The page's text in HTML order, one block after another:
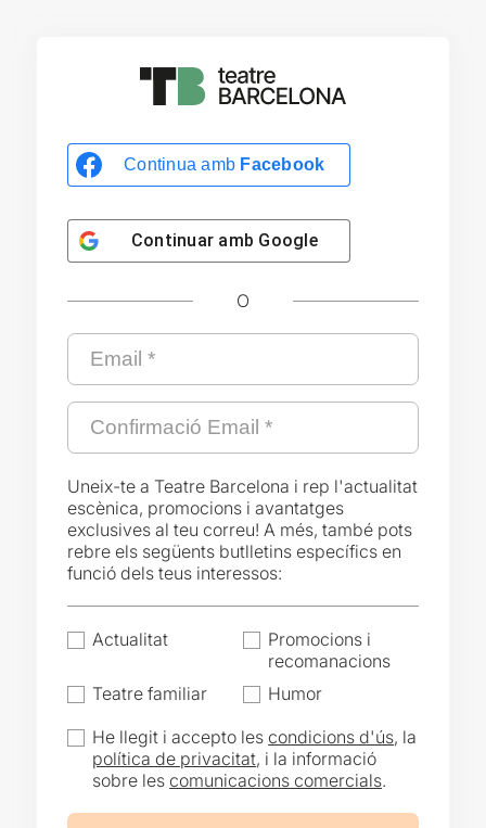
Continua amb Facebook
Continuar amb Google
O
Uneix-te a Teatre Barcelona i rep l'actualitat
escènica, promocions i avantatges
exclusives al teu correu! A més, també pots
rebre els següents butlletins específics en
funció dels teus interessos:
Actualitat
Promocions i
recomanacions
Teatre familiar
Humor
He llegit i accepto lescondicions d'ús, la
política de privacitat, i la informació
sobre lescomunicacions comercials.